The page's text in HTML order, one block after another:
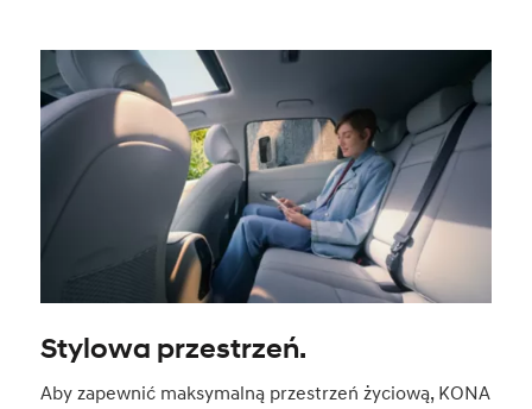
Stylowa przestrzeń.
Aby zapewnić maksymalną przestrzeń życiową, KONA